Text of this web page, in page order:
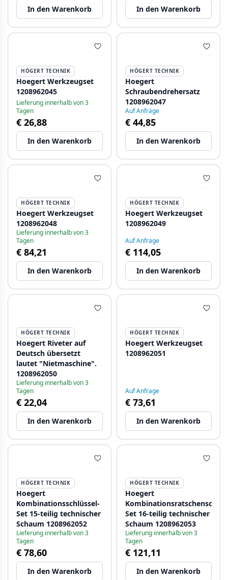
In den Warenkorb In den Warenkorb
HÖGERT TECHNIK
Hoegert Werkzeugset
1208962045
Lieferung innerhalb von 3
Tagen
€ 26,88
In den Warenkorb
HÖGERT TECHNIK
Hoegert
Schraubendrehersatz
1208962047
Auf Anfrage
€ 44,85
In den Warenkorb
HÖGERT TECHNIK
Hoegert Werkzeugset
1208962048
Lieferung innerhalb von 3
Tagen
€ 84,21
In den Warenkorb
HÖGERT TECHNIK
Hoegert Werkzeugset
1208962049
Auf Anfrage
€ 114,05
In den Warenkorb
HÖGERT TECHNIK
Hoegert Riveter auf
Deutsch übersetzt
lautet "Nietmaschine".
1208962050
Lieferung innerhalb von 3
Tagen
€ 22,04
In den Warenkorb
HÖGERT TECHNIK
Hoegert Werkzeugset
1208962051
Auf Anfrage
€ 73,61
In den Warenkorb
HÖGERT TECHNIK
Hoegert
Kombinationsschlüssel-
Set 15-teilig technischer
Schaum 1208962052
Lieferung innerhalb von 3
Tagen
€ 78,60
In den Warenkorb
HÖGERT TECHNIK
Hoegert
Set 16-teilig technischer
Schaum 1208962053
Lieferung innerhalb von 3
Tagen
€ 121,11
In den Warenkorb